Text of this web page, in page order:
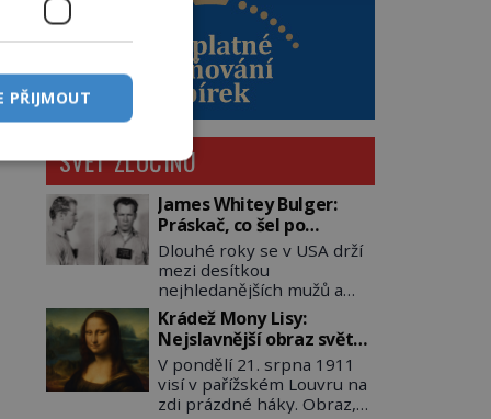
SVĚT ZLOČINU
James Whitey Bulger:
Práskač, co šel po
práskačích
Dlouhé roky se v USA drží
mezi desítkou
nejhledanějších mužů a
dopracuje to až na číslo
dvě – hned po Usámovi bin
Ládinovi (1957–2011). To je
James „Whitey“ Bulger
(1929–2018) viněný ze
spoluúčasti na 19
Krádež Mony Lisy:
Nejslavnější obraz světa
zůstane dva roky
nezvěstný
V pondělí 21. srpna 1911
visí v pařížském Louvru na
zdi prázdné háky. Obraz,
PŘIJMOUT